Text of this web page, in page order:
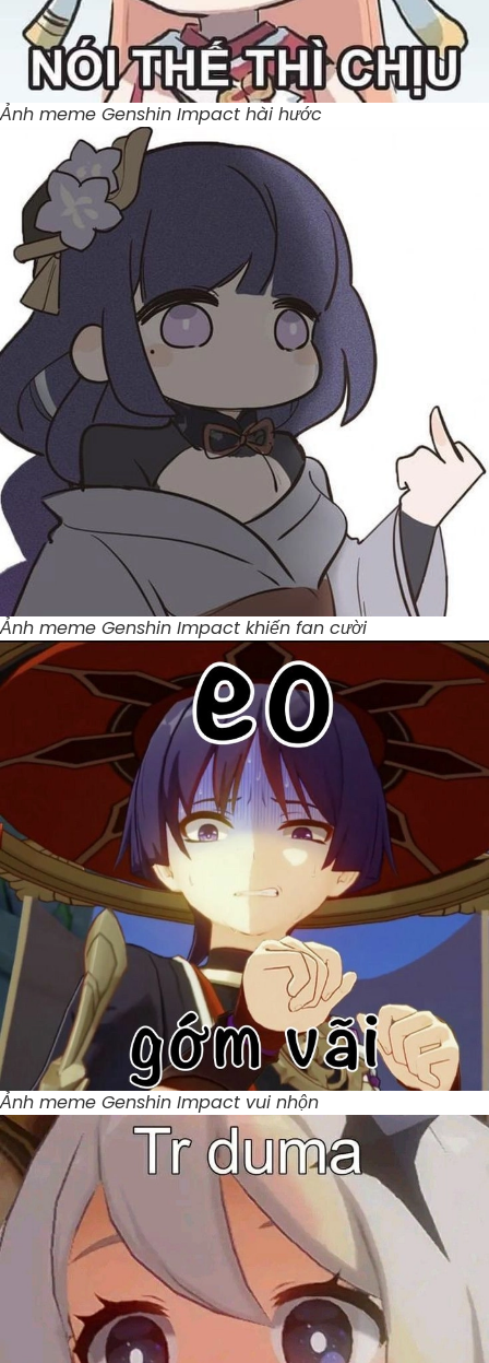
Ảnh meme Genshin Impact hài hước
Ảnh meme Genshin Impact khiến fan cười
Ảnh meme Genshin Impact vui nhộn